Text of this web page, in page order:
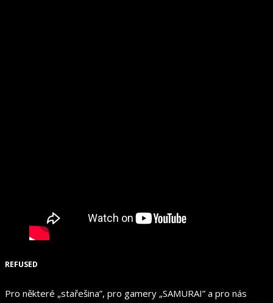
REFUSED
Pro některé „stařešina”, pro gamery „SAMURAI” a pro nás